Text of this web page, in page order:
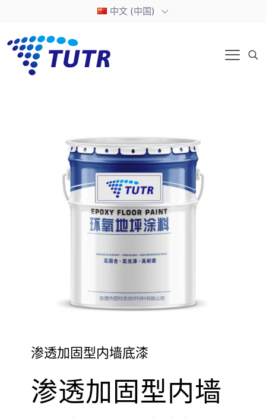
中文 (中国)
渗透加固型内墙底漆
渗透加固型内墙